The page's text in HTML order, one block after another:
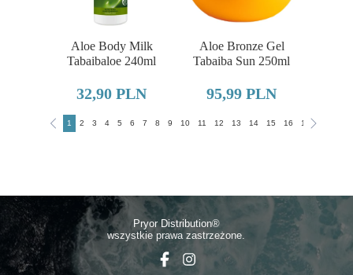
Aloe Body Milk
Tabaibaloe 240ml
32,90 PLN
Aloe Bronze Gel
Tabaiba Sun 250ml
95,99 PLN
1 2 3 4 5 6 7 8 9 10 11 12 13 14 15 16 17
Pryor Distribution®
wszystkie prawa zastrzeżone.